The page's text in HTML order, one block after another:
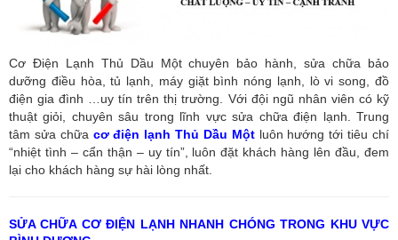
Cơ Điện Lạnh Thủ Dầu Một chuyên bảo hành, sửa chữa bảo
dưỡng điều hòa, tủ lạnh, máy giặt bình nóng lạnh, lò vi song, đồ
điện gia đình …uy tín trên thị trường. Với đội ngũ nhân viên có kỹ
thuật giỏi, chuyên sâu trong lĩnh vực sửa chữa điện lạnh. Trung
tâm sửa chữa cơ điện lạnh Thủ Dầu Mộtluôn hướng tới tiêu chí
“nhiệt tình – cẩn thận – uy tín”, luôn đặt khách hàng lên đầu, đem
lại cho khách hàng sự hài lòng nhất.
SỬA CHỮA CƠ ĐIỆN LẠNH NHANH CHÓNG TRONG KHU VỰC